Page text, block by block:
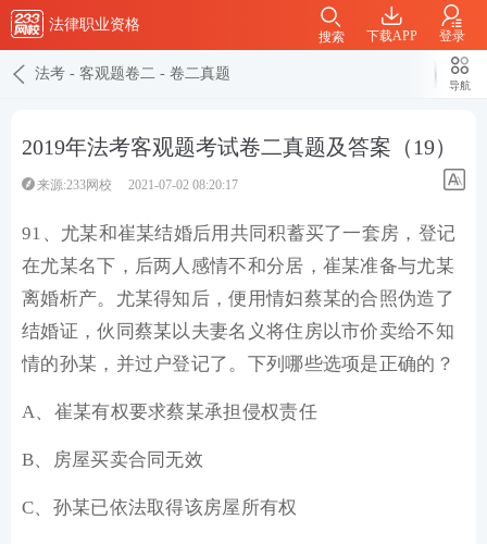
法律职业资格
下载APP 登录
搜索
法考 - 客观题卷二 - 卷二真题
导航
2019年法考客观题考试卷二真题及答案（19）
来源:233网校 2021-07-02 08:20:17
91、尤某和崔某结婚后用共同积蓄买了一套房，登记
在尤某名下，后两人感情不和分居，崔某准备与尤某
离婚析产。尤某得知后，便用情妇蔡某的合照伪造了
结婚证，伙同蔡某以夫妻名义将住房以市价卖给不知
情的孙某，并过户登记了。下列哪些选项是正确的？
A、崔某有权要求蔡某承担侵权责任
B、房屋买卖合同无效
C、孙某已依法取得该房屋所有权